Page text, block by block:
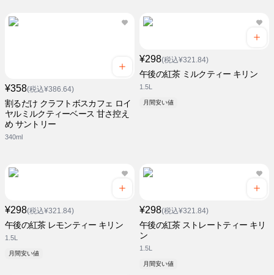
¥358(税込¥386.64)
割るだけ クラフトボスカフェ ロイ
ヤルミルクティーベース 甘さ控え
め サントリー
340ml
¥298(税込¥321.84)
午後の紅茶 ミルクティー キリン
1.5L
月間安い値
¥298(税込¥321.84)
午後の紅茶 レモンティー キリン
1.5L
月間安い値
¥298(税込¥321.84)
午後の紅茶 ストレートティー キリ
ン
1.5L
月間安い値